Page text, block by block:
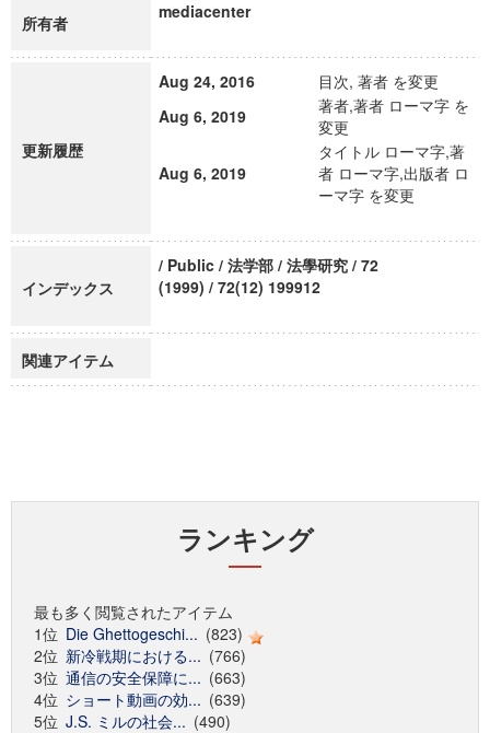
所有者
mediacenter
更新履歴
Aug 24, 2016
目次, 著者 を変更
Aug 6, 2019
著者,著者 ローマ字 を
変更
Aug 6, 2019
タイトル ローマ字,著
者 ローマ字,出版者 ロ
ーマ字 を変更
インデックス
/ Public / 法学部 / 法學研究 / 72
(1999) / 72(12) 199912
関連アイテム
ランキング
最も多く閲覧されたアイテム
1位 Die Ghettogeschi... (823)
2位 新冷戦期における... (766)
3位 通信の安全保障に... (663)
4位 ショート動画の効... (639)
5位 J.S. ミルの社会... (490)